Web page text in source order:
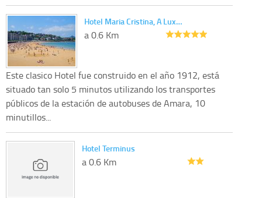
Hotel Maria Cristina, A Lux…
a 0.6 Km
Este clasico Hotel fue construido en el año 1912, está
situado tan solo 5 minutos utilizando los transportes
públicos de la estación de autobuses de Amara, 10
minutillos...
Hotel Terminus
a 0.6 Km